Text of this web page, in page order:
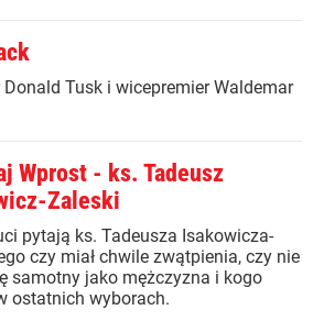
Donald Tusk i wicepremier Waldemar
Wprost - ks. Tadeusz
Zaleski
pytają ks. Tadeusza Isakowicza-
czy miał chwile zwątpienia, czy nie
samotny jako mężczyzna i kogo
ostatnich wyborach.